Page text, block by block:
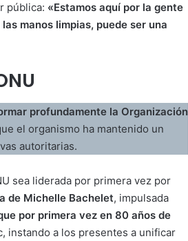
pública: «Estamos aquí por la gente
manos limpias, puede ser una
profundamente la Organización
el organismo ha mantenido un
autoritarias.
sea liderada por primera vez por
de Michelle Bachelet, impulsada
por primera vez en 80 años de
instando a los presentes a unificar